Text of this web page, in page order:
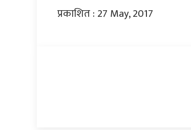
प्रकाशित : 27 May, 2017